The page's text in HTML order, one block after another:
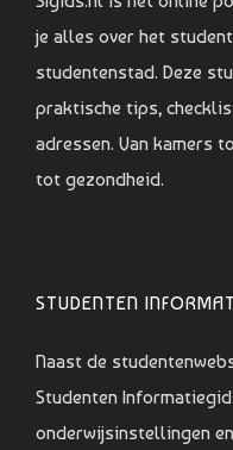
je alles over het
studentenstad. Deze
praktische tips,
adressen. Van kamers
tot gezondheid.
STUDENTEN
Naast de
Studenten
onderwijsinstellingen